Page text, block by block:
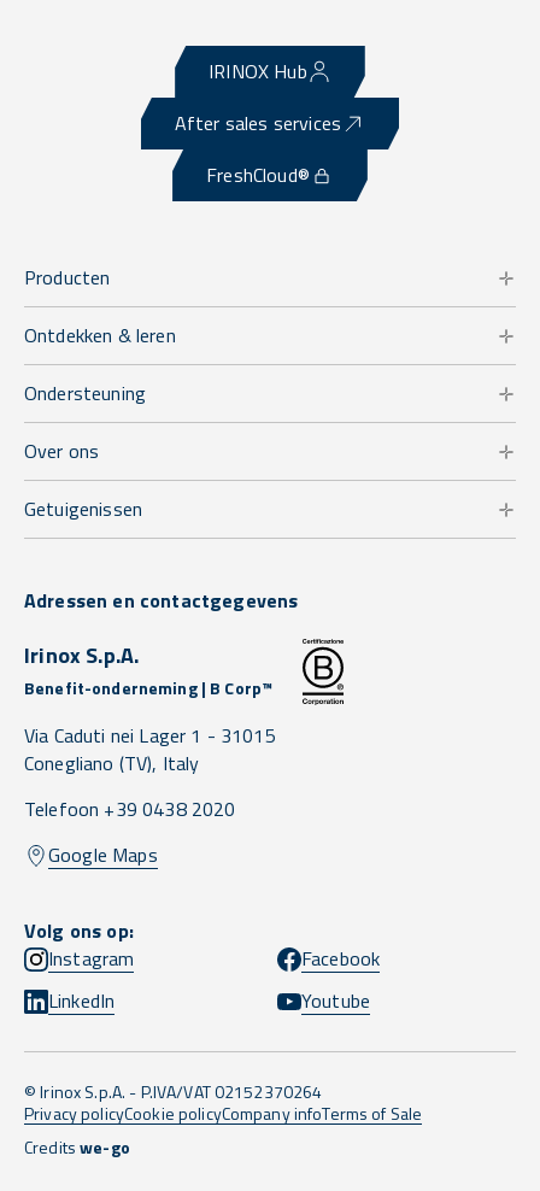
IRINOX Hub
After sales services
FreshCloud®
Producten
Ontdekken & leren
Ondersteuning
Over ons
Getuigenissen
Adressen en contactgegevens
Irinox S.p.A.
Benefit-onderneming | B Corp™
Via Caduti nei Lager 1 - 31015
Conegliano (TV), Italy
Telefoon +39 0438 2020
Google Maps
Volg ons op:
Instagram
Facebook
LinkedIn
Youtube
© Irinox S.p.A. - P.IVA/VAT 02152370264
Privacy policyCookie policyCompany infoTerms of Sale
Creditswe-go